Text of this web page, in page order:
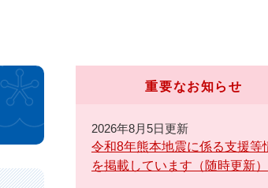
重要なお知らせ
2026年8月5日更新
令和8年熊本地震に係る支援等
を掲載しています（随時更新）